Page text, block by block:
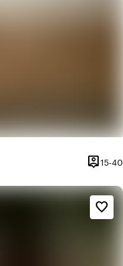
person_pin15-40
favorite_border